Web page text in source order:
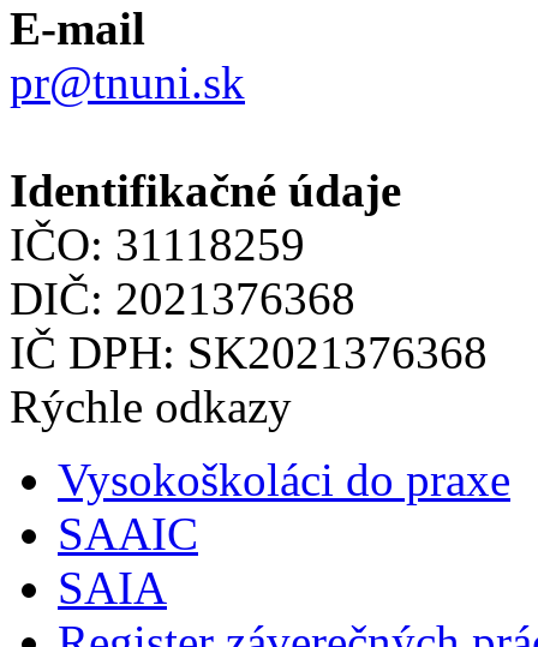
E-mail
pr@tnuni.sk
Identifikačné údaje
IČO: 31118259
DIČ: 2021376368
IČ DPH: SK2021376368
Rýchle odkazy
Vysokoškoláci do praxe
SAAIC
SAIA